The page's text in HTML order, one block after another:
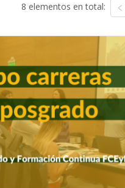
8 elementos en total: